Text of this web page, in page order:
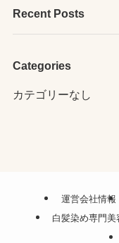
Recent Posts
Categories
カテゴリーなし
運営会社情報
白髪染め専門美